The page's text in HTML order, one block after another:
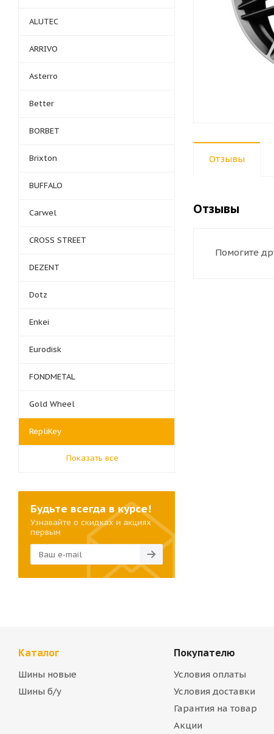
Отзывы
Отзывы
Помогите
ALUTEC
ARRIVO
Asterro
Better
BORBET
Brixton
BUFFALO
Carwel
CROSS STREET
DEZENT
Dotz
Enkei
Eurodisk
FONDMETAL
Gold Wheel
RepliKey
Показать все
Будьте всегда в курсе!
Узнавайте о скидках и акциях
первым
Каталог
Шины новые
Шины б/у
Покупателю
Условия оплаты
Условия доставки
Гарантия на товар
Акции